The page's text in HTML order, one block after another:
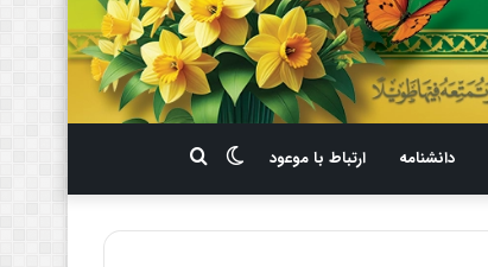
دانشنامه ارتباط با موعود
برای
تغییر
پوسته